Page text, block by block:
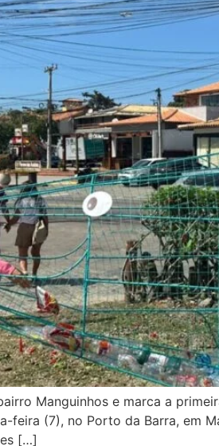
Manguinhos e marca a
feira (7), no Porto da Barra, em
[…]